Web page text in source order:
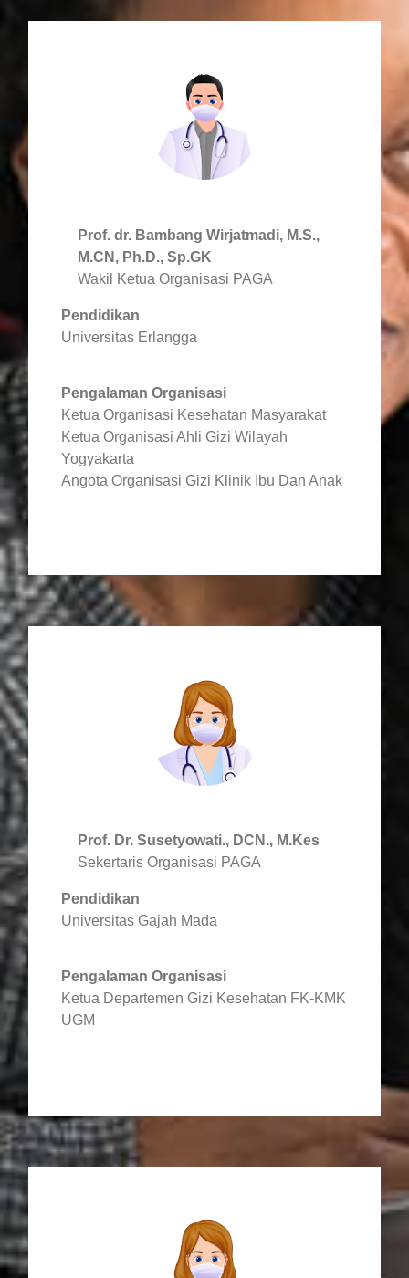
Prof. dr. Bambang Wirjatmadi, M.S.,
M.CN, Ph.D., Sp.GK
Wakil Ketua Organisasi PAGA
Pendidikan
Universitas Erlangga
Pengalaman Organisasi
Ketua Organisasi Kesehatan Masyarakat
Ketua Organisasi Ahli Gizi Wilayah
Yogyakarta
Angota Organisasi Gizi Klinik Ibu Dan Anak
Prof. Dr. Susetyowati., DCN., M.Kes
Sekertaris Organisasi PAGA
Pendidikan
Universitas Gajah Mada
Pengalaman Organisasi
Ketua Departemen Gizi Kesehatan FK-KMK
UGM